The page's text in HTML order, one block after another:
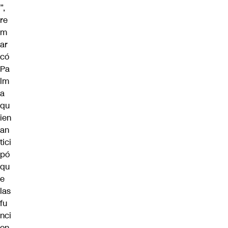
”,
re
m
ar
có
Pa
lm
a
qu
ien
an
tici
pó
qu
e
las
fu
nci